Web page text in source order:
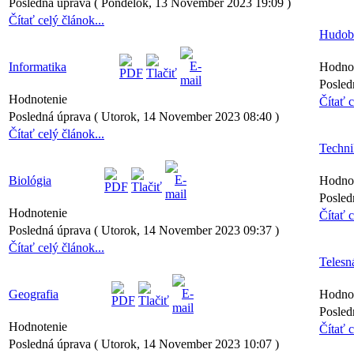
Čítať celý článok...
Informatika
Hodnotenie
Posledná úprava ( Utorok, 14 November 2023 08:40 )
Čítať celý článok...
Biológia
Hodnotenie
Posledná úprava ( Utorok, 14 November 2023 09:37 )
Čítať celý článok...
Geografia
Hodnotenie
Posledná úprava ( Utorok, 14 November 2023 10:07 )
Čítať
Čítať
Čítať